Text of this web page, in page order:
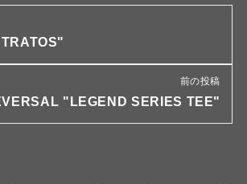
前の投稿
"LEGEND SERIES TEE"